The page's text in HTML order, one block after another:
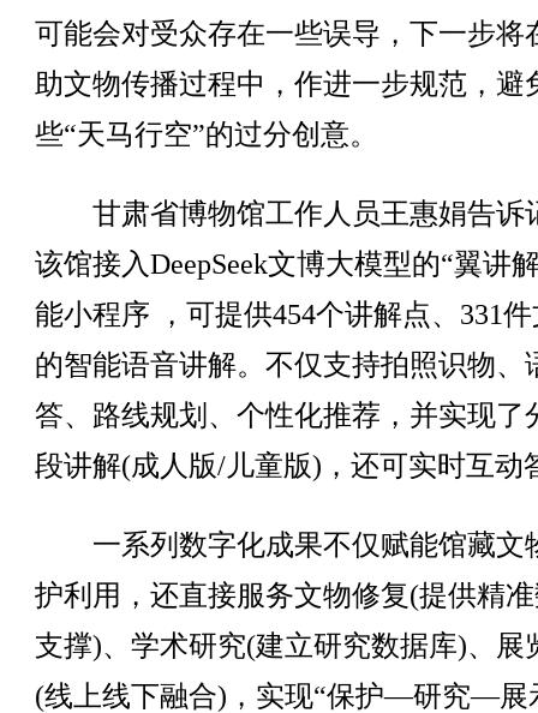
可能会对受众存在一些误导，下一步将
助文物传播过程中，作进一步规范，避
些“天马行空”的过分创意。
甘肃省博物馆工作人员王惠娟告诉
该馆接入DeepSeek文博大模型的“翼讲
能小程序 ，可提供454个讲解点、331
的智能语音讲解。不仅支持拍照识物、
答、路线规划、个性化推荐，并实现了
段讲解(成人版/儿童版)，还可实时互动
一系列数字化成果不仅赋能馆藏文
护利用，还直接服务文物修复(提供精
支撑)、学术研究(建立研究数据库)、展
(线上线下融合)，实现“保护—研究—